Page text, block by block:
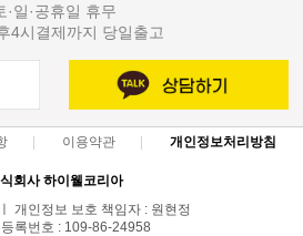
·일·공휴일 휴무
4시결제까지 당일출고
이용약관 개인정보처리방침
회사 하이웰코리아
개인정보 보호 책임자 : 원현정
록번호 : 109-86-24958